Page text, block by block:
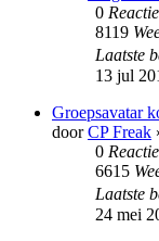
0
8119
Laatste
13 jul
Groepsavatar
doorCP Freak
0
6615
Laatste
24 mei